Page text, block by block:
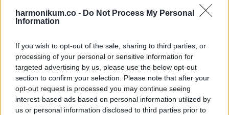
harmonikum.co - Do Not Process My Personal
Information
If you wish to opt-out of the sale, sharing to third parties, or
processing of your personal or sensitive information for
targeted advertising by us, please use the below opt-out
section to confirm your selection. Please note that after your
opt-out request is processed you may continue seeing
interest-based ads based on personal information utilized by
us or personal information disclosed to third parties prior to
The Prince and Princess of Wales (@princeandprincessofwales) által megosztott bejegyzés
Jövőbeli Tervek és Megjelenések